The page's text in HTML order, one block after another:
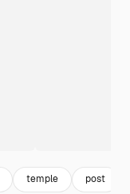
temple post